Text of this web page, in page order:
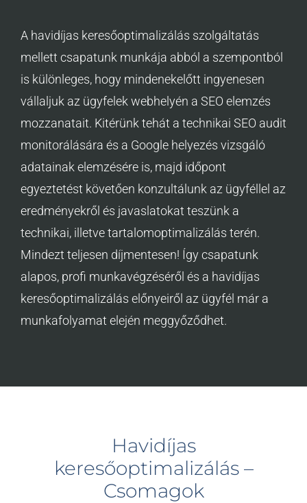
A havidíjas keresőoptimalizálás szolgáltatás
mellett csapatunk munkája abból a szempontból
is különleges, hogy mindenekelőtt ingyenesen
vállaljuk az ügyfelek webhelyén a SEO elemzés
mozzanatait. Kitérünk tehát a technikai SEO audit
monitorálására és a Google helyezés vizsgáló
adatainak elemzésére is, majd időpont
egyeztetést követően konzultálunk az ügyféllel az
eredményekről és javaslatokat teszünk a
technikai, illetve tartalomoptimalizálás terén.
Mindezt teljesen díjmentesen! Így csapatunk
alapos, profi munkavégzéséről és a havidíjas
keresőoptimalizálás előnyeiről az ügyfél már a
munkafolyamat elején meggyőződhet.
Havidíjas
keresőoptimalizálás –
Csomagok